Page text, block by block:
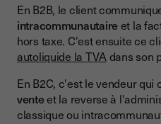
En B2B, le client
intracommunautaireet la
hors taxe. C'est ensuite ce
autoliquide la TVAdans son
En B2C, c'est le vendeur qui
venteet la reverse à
classique ou